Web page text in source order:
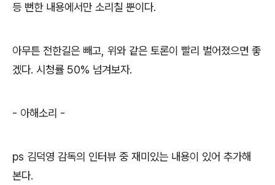
등 뻔한 내용에서만 소리칠 뿐이다.
아무튼 전한길은 빼고, 위와 같은 토론이 빨리 벌어졌으면 좋
겠다. 시청률 50% 넘겨보자.
- 아해소리 -
ps 김덕영 감독의 인터뷰 중 재미있는 내용이 있어 추가해
본다.